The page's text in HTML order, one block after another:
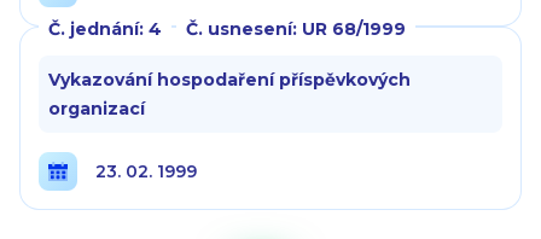
Č. jednání: 4
Č. usnesení: UR 68/1999
Vykazování hospodaření příspěvkových
organizací
23. 02. 1999